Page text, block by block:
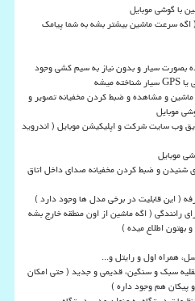
با گوشی موبایل
سرعت ماشین بیشتر بشه به شما پیامک
بصورت سیار و بدون نیاز به سیم کشی وجود
GPSسیار شناخته میشه
و مشاهده و ضبط کردن مخفیانه تصویر و
موبایل
وب سایت شرکت و اپلیکیشن موبایل ( اندروید
موبایل
شنیدن و ضبط کردن مخفیانه صدای داخل اتاق
( این قابلیت در برخی مدل ها وجود دارد )
رانندگی ( اگه ماشین از اون منطقه خارج بشه
بهتون اطلاع میده )
همراه اول و رایتل و...
سبک و سنگین، قدیمی و جدید ( حتی امکان
پیکان هم وجود داره )